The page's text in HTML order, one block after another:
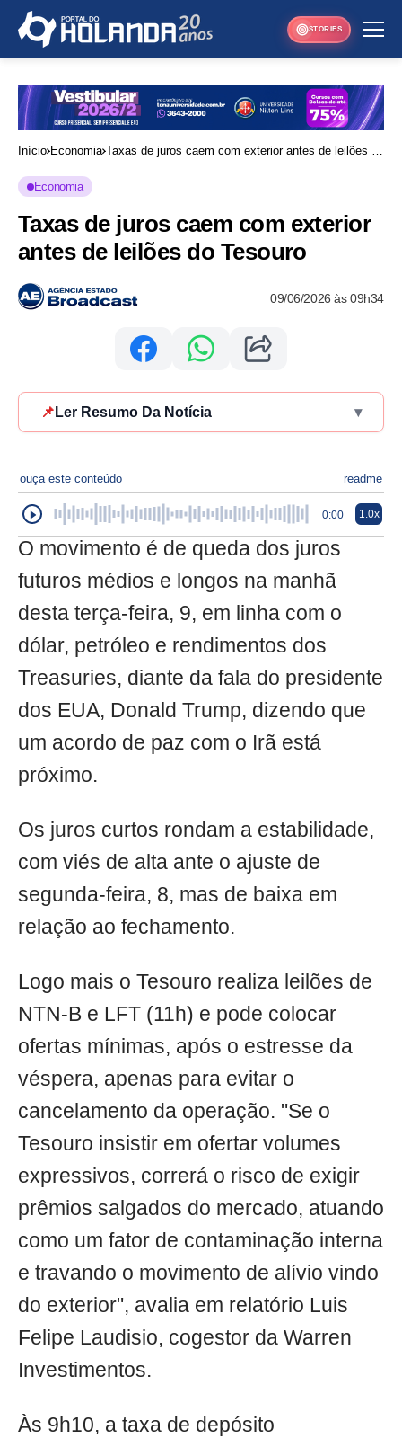
STORIES
Início Economia Taxas de juros caem com exterior antes de leilões do
Economia
Taxas de juros caem com exterior
antes de leilões do Tesouro
09/06/2026 às 09h34
📌 Ler Resumo Da Notícia ▾
ouça este conteúdo readme
0:00 1.0x
O movimento é de queda dos juros
futuros médios e longos na manhã
desta terça-feira, 9, em linha com o
dólar, petróleo e rendimentos dos
Treasuries, diante da fala do presidente
dos EUA, Donald Trump, dizendo que
um acordo de paz com o Irã está
próximo.
Os juros curtos rondam a estabilidade,
com viés de alta ante o ajuste de
segunda-feira, 8, mas de baixa em
relação ao fechamento.
Logo mais o Tesouro realiza leilões de
NTN-B e LFT (11h) e pode colocar
ofertas mínimas, após o estresse da
véspera, apenas para evitar o
cancelamento da operação. "Se o
Tesouro insistir em ofertar volumes
expressivos, correrá o risco de exigir
prêmios salgados do mercado, atuando
como um fator de contaminação interna
e travando o movimento de alívio vindo
do exterior", avalia em relatório Luis
Felipe Laudisio, cogestor da Warren
Investimentos.
Às 9h10, a taxa de depósito